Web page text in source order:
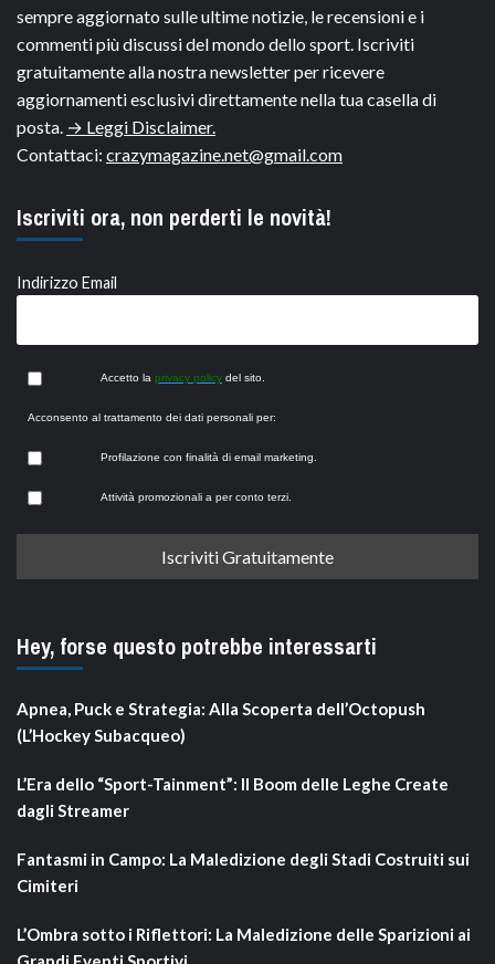
sempre aggiornato sulle ultime notizie, le recensioni e i
commenti più discussi del mondo dello sport. Iscriviti
gratuitamente alla nostra newsletter per ricevere
aggiornamenti esclusivi direttamente nella tua casella di
posta. → Leggi Disclaimer.
Contattaci: crazymagazine.net@gmail.com
Iscriviti ora, non perderti le novità!
Indirizzo Email
Accetto la privacy policy del sito.
Acconsento al trattamento dei dati personali per:
Profilazione con finalità di email marketing.
Attività promozionali a per conto terzi.
Hey, forse questo potrebbe interessarti
Apnea, Puck e Strategia: Alla Scoperta dell’Octopush
(L’Hockey Subacqueo)
L’Era dello “Sport-Tainment”: Il Boom delle Leghe Create
dagli Streamer
Fantasmi in Campo: La Maledizione degli Stadi Costruiti sui
Cimiteri
L’Ombra sotto i Riflettori: La Maledizione delle Sparizioni ai